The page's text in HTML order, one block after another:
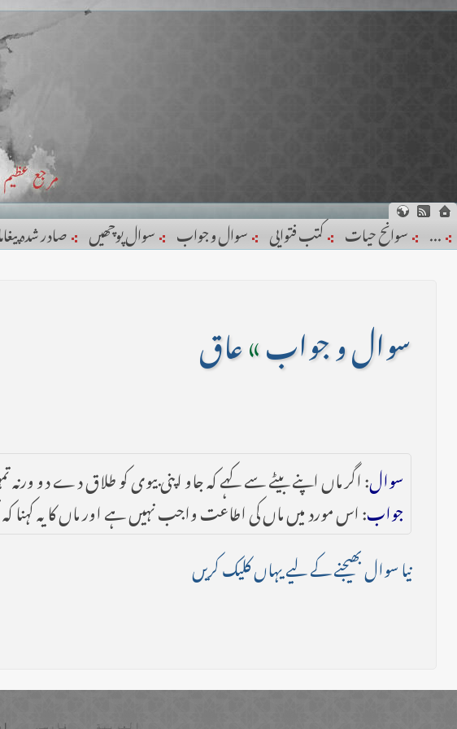
... سوانح حیات کتب فتوایی سوال و جواب سوال پوچھیں صادر شدہ
سوال و جواب»عاق
سوال: اگر ماں اپنے بیٹے سے کہے کہ جاو اپنی بیوی کو طلاق دے دو
جواب: اس مورد میں ماں کی اطاعت واجب نہیں ہے اور ماں کا یہ کہنا
نیا سوال بھیجنے کے لیے یہاں کلیک کریں
العربية فارسی